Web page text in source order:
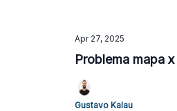
Apr 27, 2025
Problema mapa
Gustavo Kalau